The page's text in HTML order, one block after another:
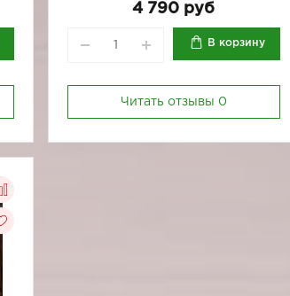
4 790 руб
В корзину
Читать отзывы 0